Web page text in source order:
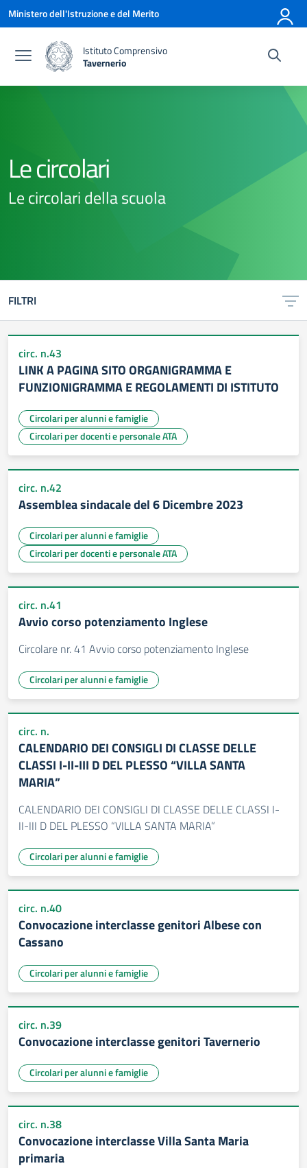
Vai ai contenuti
Vai al menu di navigazione
Vai al footer
Ministero dell'Istruzione e del Merito
Istituto Comprensivo
Tavernerio
Le circolari
Le circolari della scuola
FILTRI
circ. n.43
LINK A PAGINA SITO ORGANIGRAMMA E
FUNZIONIGRAMMA E REGOLAMENTI DI ISTITUTO
Circolari per alunni e famiglie
Circolari per docenti e personale ATA
circ. n.42
Assemblea sindacale del 6 Dicembre 2023
Circolari per alunni e famiglie
Circolari per docenti e personale ATA
circ. n.41
Avvio corso potenziamento Inglese
Circolare nr. 41 Avvio corso potenziamento Inglese
Circolari per alunni e famiglie
circ. n.
CALENDARIO DEI CONSIGLI DI CLASSE DELLE
CLASSI I-II-III D DEL PLESSO “VILLA SANTA
MARIA”
CALENDARIO DEI CONSIGLI DI CLASSE DELLE CLASSI I-
II-III D DEL PLESSO “VILLA SANTA MARIA”
Circolari per alunni e famiglie
circ. n.40
Convocazione interclasse genitori Albese con
Cassano
Circolari per alunni e famiglie
circ. n.39
Convocazione interclasse genitori Tavernerio
Circolari per alunni e famiglie
circ. n.38
Convocazione interclasse Villa Santa Maria
primaria